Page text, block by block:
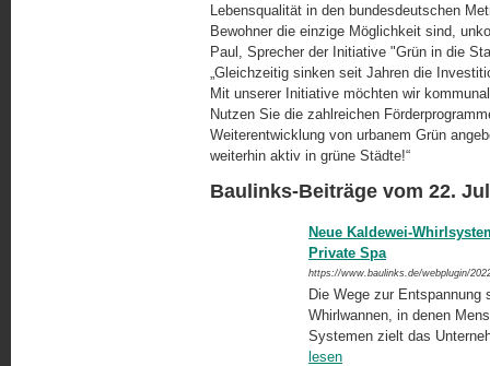
Lebensqualität in den bundesdeutschen
Bewohner die einzige Möglichkeit sind,
Paul, Sprecher der Initiative "Grün in die
„Gleichzeitig sinken seit Jahren die
Mit unserer Initiative möchten wir
Nutzen Sie die zahlreichen
Weiterentwicklung von urbanem Grün
weiterhin aktiv in grüne Städte!“
Baulinks-Beiträge vom 22.
Neue Kaldewei-
Private Spa
https://www.baulinks.de/webplugin/
Die Wege zur
Whirlwannen, in denen
Systemen zielt das
lesen